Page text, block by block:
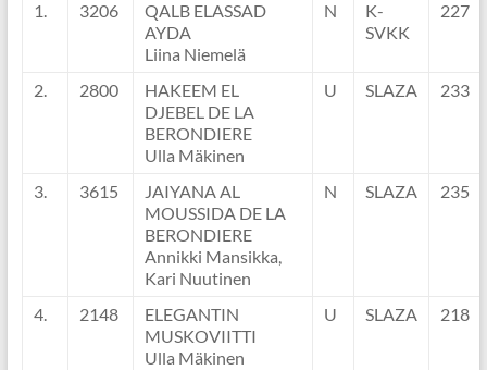
1.
3206
QALB ELASSAD
AYDA
Liina Niemelä
N
K-
SVKK
227
2. 2800
HAKEEM EL
DJEBEL DE LA
BERONDIERE
Ulla Mäkinen
U SLAZA 233
3. 3615
JAIYANA AL
MOUSSIDA DE LA
BERONDIERE
Annikki Mansikka,
Kari Nuutinen
N SLAZA 235
4. 2148
ELEGANTIN
MUSKOVIITTI
Ulla Mäkinen
U SLAZA 218